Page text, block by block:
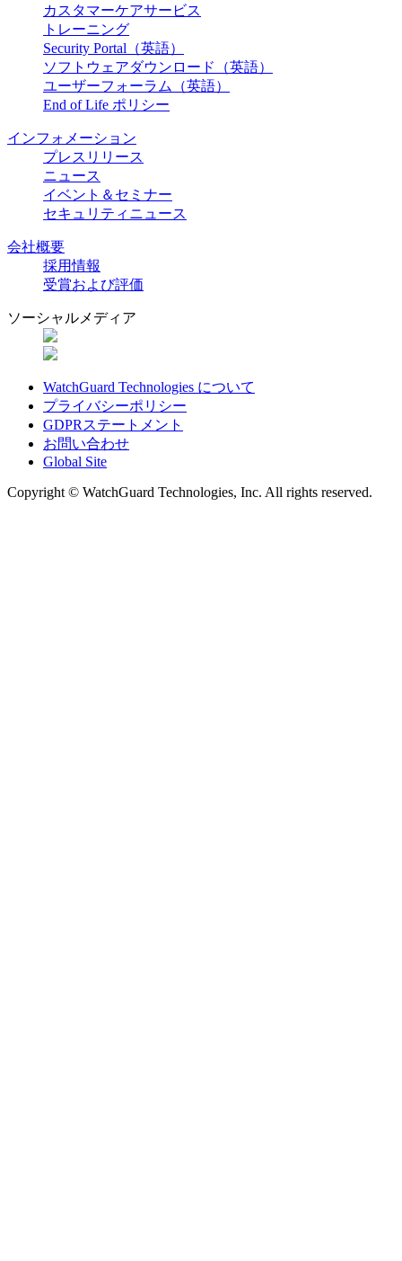
カスタマーケアサービス
トレーニング
Security Portal（英語）
ソフトウェアダウンロード（英語）
ユーザーフォーラム（英語）
End of Life ポリシー
インフォメーション
プレスリリース
ニュース
イベント＆セミナー
セキュリティニュース
会社概要
採用情報
受賞および評価
ソーシャルメディア
WatchGuard Technologies について
プライバシーポリシー
GDPRステートメント
お問い合わせ
Global Site
Copyright © WatchGuard Technologies, Inc. All rights reserved.